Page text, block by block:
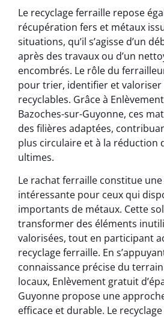
Le recyclage ferraille repose
récupération fers et métaux
situations, qu’il s’agisse d’un
après des travaux ou d’un
encombrés. Le rôle du
pour trier, identifier et valoriser
recyclables. Grâce à
Bazoches-sur-Guyonne, ces
des filières adaptées,
plus circulaire et à la réduction
ultimes.
Le rachat ferraille constitue
intéressante pour ceux qui
importants de métaux. Cette
transformer des éléments
valorisées, tout en participant
recyclage ferraille. En
connaissance précise du
locaux, Enlèvement gratuit
Guyonne propose une
efficace et durable. Le